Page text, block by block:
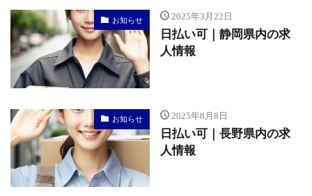
お知らせ 2025年3月22日
日払い可｜静岡県内の求
人情報
お知らせ 2025年8月8日
日払い可｜長野県内の求
人情報